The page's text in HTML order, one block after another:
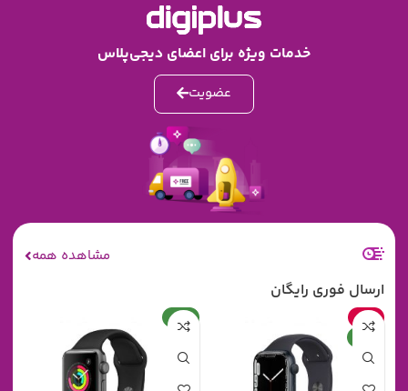
خدمات ویژه برای اعضای دیجی‌پلاس
عضویت
ارسال فوری رایگان
مشاهده همه
حراج
جدید